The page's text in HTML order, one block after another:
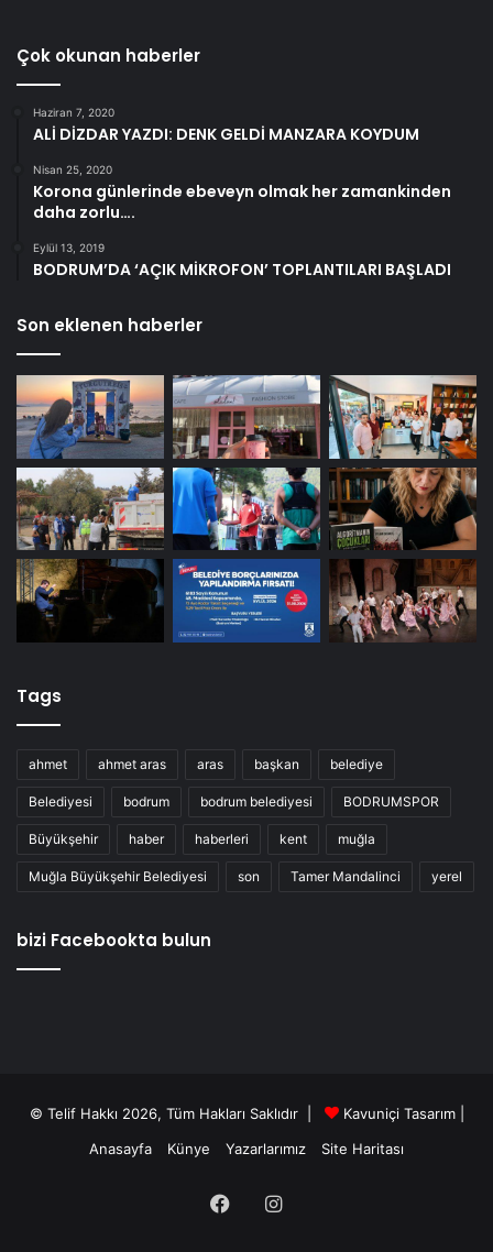
Çok okunan haberler
Haziran 7, 2020
ALİ DİZDAR YAZDI: DENK GELDİ MANZARA KOYDUM
Nisan 25, 2020
Korona günlerinde ebeveyn olmak her zamankinden
daha zorlu….
Eylül 13, 2019
BODRUM’DA ‘AÇIK MİKROFON’ TOPLANTILARI BAŞLADI
Son eklenen haberler
Tags
ahmet ahmet aras aras başkan belediye
Belediyesi bodrum bodrum belediyesi BODRUMSPOR
Büyükşehir haber haberleri kent muğla
Muğla Büyükşehir Belediyesi son Tamer Mandalinci yerel
bizi Facebookta bulun
© Telif Hakkı 2026, Tüm Hakları Saklıdır | Kavuniçi Tasarım|
Anasayfa
Künye Yazarlarımız Site Haritası
FacebookInstagram